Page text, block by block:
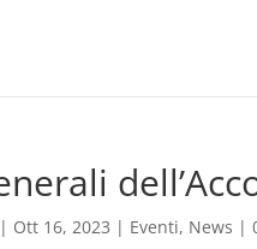
| Ott 16, 2023 | Eventi, News |